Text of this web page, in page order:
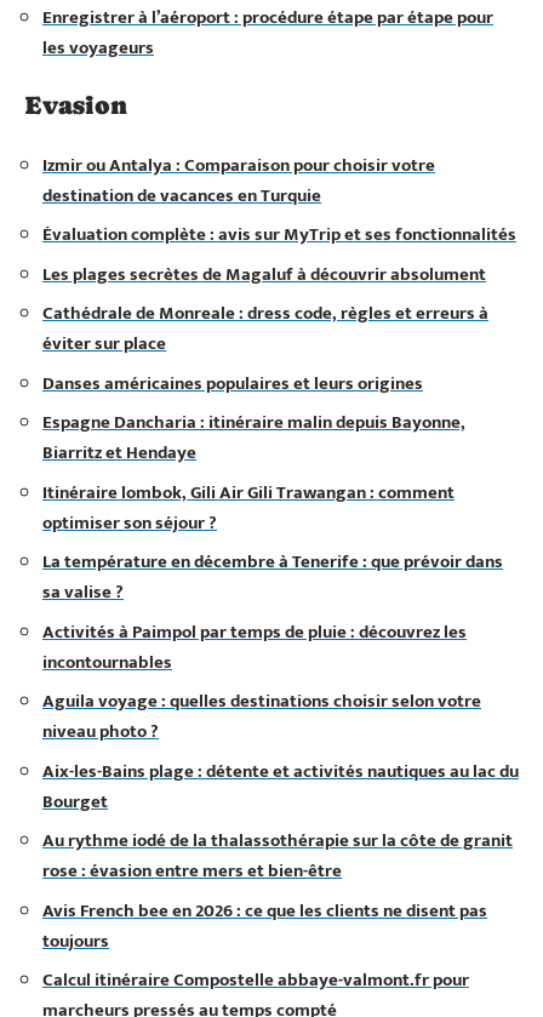
Enregistrer à l’aéroport : procédure étape par étape pour
les voyageurs
Evasion
Izmir ou Antalya : Comparaison pour choisir votre
destination de vacances en Turquie
Évaluation complète : avis sur MyTrip et ses fonctionnalités
Les plages secrètes de Magaluf à découvrir absolument
Cathédrale de Monreale : dress code, règles et erreurs à
éviter sur place
Danses américaines populaires et leurs origines
Espagne Dancharia : itinéraire malin depuis Bayonne,
Biarritz et Hendaye
Itinéraire lombok, Gili Air Gili Trawangan : comment
optimiser son séjour ?
La température en décembre à Tenerife : que prévoir dans
sa valise ?
Activités à Paimpol par temps de pluie : découvrez les
incontournables
Aguila voyage : quelles destinations choisir selon votre
niveau photo ?
Aix-les-Bains plage : détente et activités nautiques au lac du
Bourget
Au rythme iodé de la thalassothérapie sur la côte de granit
rose : évasion entre mers et bien-être
Avis French bee en 2026 : ce que les clients ne disent pas
toujours
Calcul itinéraire Compostelle abbaye-valmont.fr pour
marcheurs pressés au temps compté